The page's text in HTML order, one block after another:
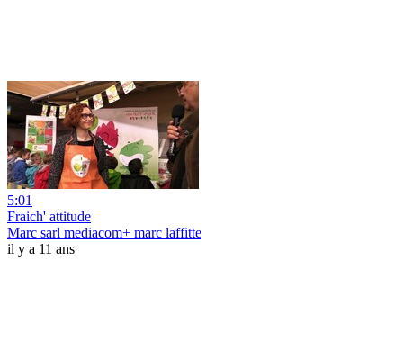
5:01
Fraich' attitude
Marc sarl mediacom+ marc laffitte
il y a 11 ans